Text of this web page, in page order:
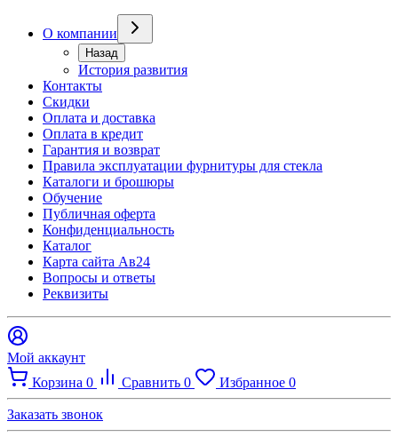
О компании
Назад
История развития
Контакты
Скидки
Оплата и доставка
Оплата в кредит
Гарантия и возврат
Правила эксплуатации фурнитуры для стекла
Каталоги и брошюры
Обучение
Публичная оферта
Конфиденциальность
Каталог
Карта сайта Ав24
Вопросы и ответы
Реквизиты
Мой аккаунт
Корзина 0 Сравнить 0 Избранное 0
Заказать звонок